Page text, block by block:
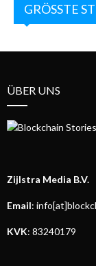
GRÖSSTE
ÜBER UNS
Zijlstra Media B.V.
Email:
KVK: 83240179